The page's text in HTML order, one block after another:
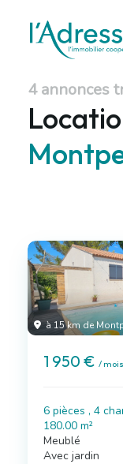
4 annonces
à 15 km de
1 950 € /
6 pièces , 4
180.00 m²
Meublé
Avec jardin